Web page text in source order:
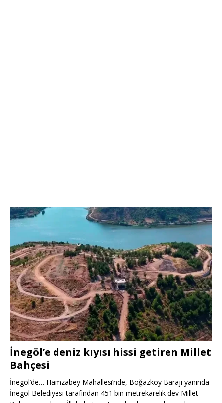
İnegöl’e deniz kıyısı hissi getiren Millet
Bahçesi
İnegöl’de… Hamzabey Mahallesi’nde, Boğazköy Barajı yanında
İnegöl Belediyesi tarafından 451 bin metrekarelik dev Millet